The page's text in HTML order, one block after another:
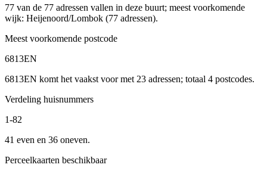
77 van de 77 adressen vallen in deze buurt; meest voorkomende
wijk: Heijenoord/Lombok (77 adressen).
Meest voorkomende postcode
6813EN
6813EN komt het vaakst voor met 23 adressen; totaal 4 postcodes.
Verdeling huisnummers
1-82
41 even en 36 oneven.
Perceelkaarten beschikbaar